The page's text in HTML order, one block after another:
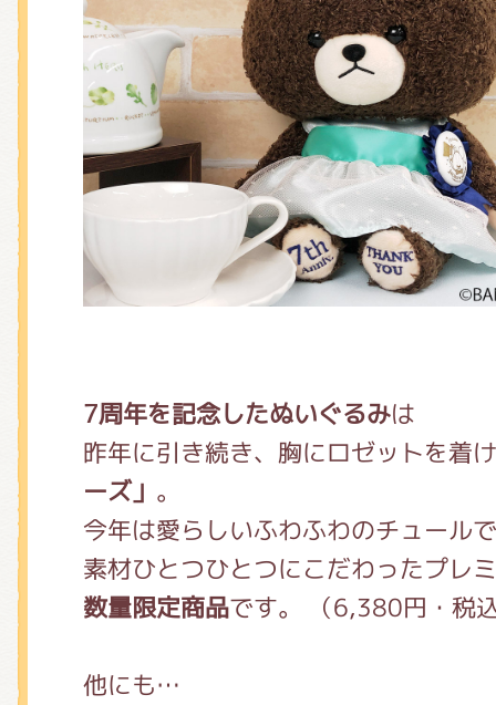
7周年を記念したぬいぐるみは
昨年に引き続き、胸にロゼットを着
ーズ」 。
今年は愛らしいふわふわのチュール
素材ひとつひとつにこだわったプレ
数量限定商品です。 （6,380円・税
他にも…